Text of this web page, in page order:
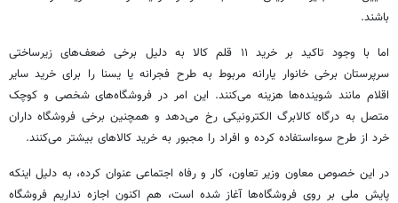
باشند.
اما با وجود تاکید بر خرید ۱۱ قلم کالا به دلیل برخی ضعف‌های زیرساختی
سرپرستان برخی خانوار یارانه مربوط به طرح فجرانه یا یسنا را برای خرید سایر
اقلام مانند شوینده‌ها هزینه می‌کنند. این امر در فروشگاه‌های شخصی و کوچک
متصل به درگاه کالابرگ الکترونیکی رخ می‌دهد و همچنین برخی فروشگاه داران
خرد از طرح سوءاستفاده کرده و افراد را مجبور به خرید کالاهای بیشتر می‌کنند.
در این خصوص معاون وزیر تعاون، کار و رفاه اجتماعی عنوان کرده، به دلیل اینکه
پایش ملی بر روی فروشگاه‌ها آغاز شده است، هم اکنون اجازه نداریم فروشگاه